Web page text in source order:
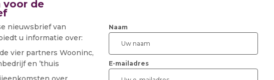
voor de
nieuwsbrief van
u informatie over:
vier partners Wooninc,
en ’thuis
Naam
E-mailadres